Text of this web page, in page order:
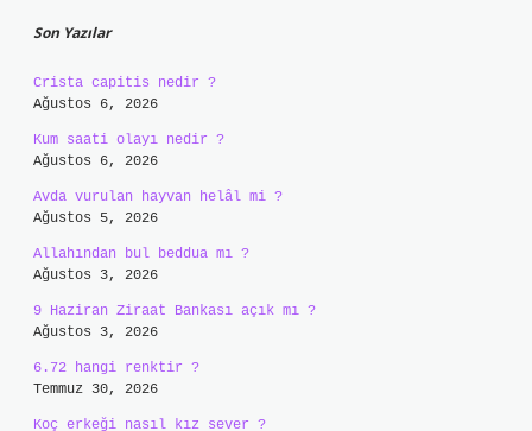
Son Yazılar
Crista capitis nedir ?
Ağustos 6, 2026
Kum saati olayı nedir ?
Ağustos 6, 2026
Avda vurulan hayvan helâl mi ?
Ağustos 5, 2026
Allahından bul beddua mı ?
Ağustos 3, 2026
9 Haziran Ziraat Bankası açık mı ?
Ağustos 3, 2026
6.72 hangi renktir ?
Temmuz 30, 2026
Koç erkeği nasıl kız sever ?